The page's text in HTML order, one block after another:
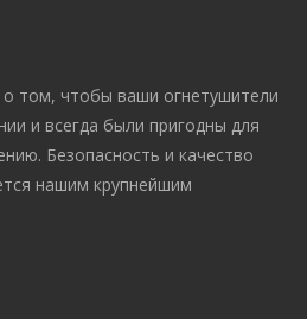
том, чтобы ваши огнетушители
и всегда были пригодны для
Безопасность и качество
нашим крупнейшим